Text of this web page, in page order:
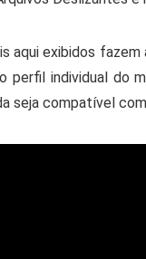
aqui exibidos
perfil individual do
seja compatível